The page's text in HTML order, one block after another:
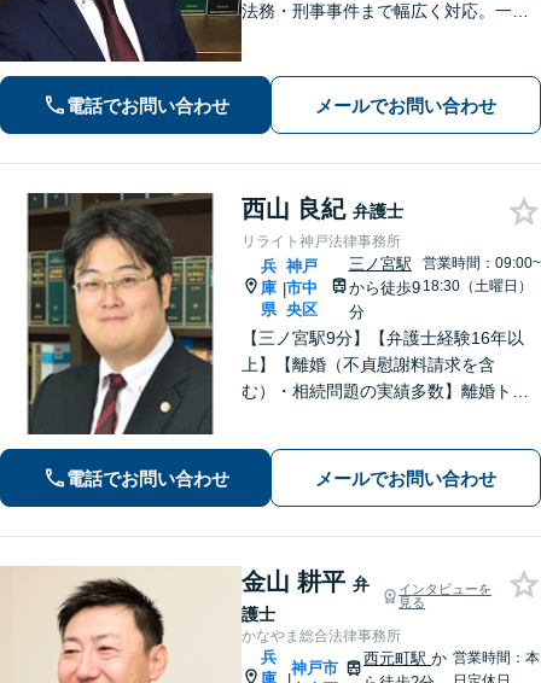
法務・刑事事件まで幅広く対応。一般
（海事補佐人）にも対応可能です。
電話でお問い合わせ メールでお問い合わせ
西山 良紀 弁護士
リライト神戸法律事務所
兵
庫
県
|
神戸
市中
央区
三ノ宮駅
から徒歩9
分
営業時間：09:00~
18:30（土曜日）
【三ノ宮駅9分】【弁護士経験16年以
上】【離婚（不貞慰謝料請求を含
む）・相続問題の実績多数】離婚トラ
く、依頼者が有利な条件で解決できる
対処法をご提案します。【初回相談無
電話でお問い合わせ メールでお問い合わせ
金山 耕平 弁
護士
インタビューを
見る
かなやま総合法律事務所
兵
庫
|
神戸市
西元町駅か 営業時間：本